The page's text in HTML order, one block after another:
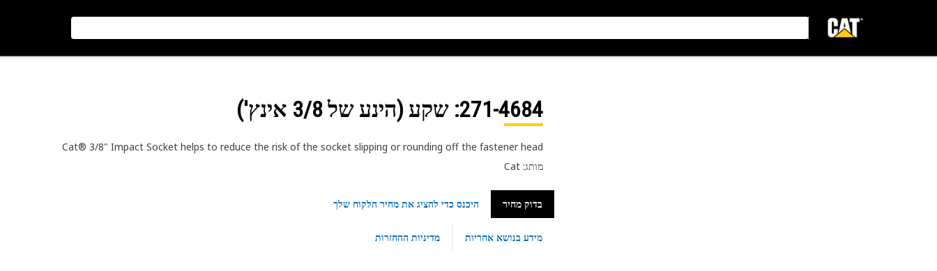
271-4684: שקע (הינע של 3/8 אינץ')‬
Cat® 3/8" Impact Socket helps to reduce the risk of the socket slipping or rounding off the fastener head
מותג: Cat
בדוק מחיר היכנס כדי להציג את מחיר הלקוח שלך
מידע בנושא אחריות מדיניות ההחזרות